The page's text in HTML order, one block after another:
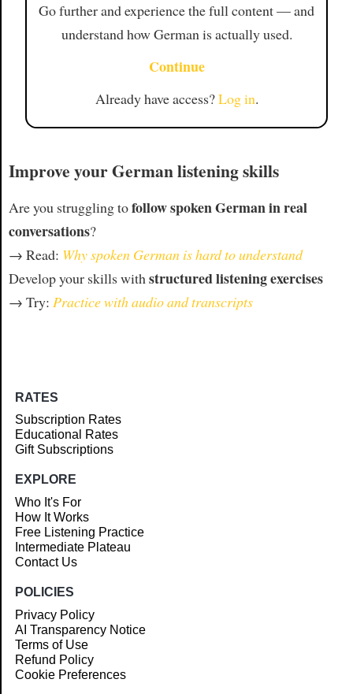
Go further and experience the full content — and
understand how German is actually used.
Continue
Already have access?Log in.
Improve your German listening skills
Are you struggling tofollow spoken German in real
conversations?
→ Read: Why spoken German is hard to understand
Develop your skills withstructured listening exercises
→ Try: Practice with audio and transcripts
RATES
Subscription Rates
Educational Rates
Gift Subscriptions
EXPLORE
Who It's For
How It Works
Free Listening Practice
Intermediate Plateau
Contact Us
POLICIES
Privacy Policy
AI Transparency Notice
Terms of Use
Refund Policy
Cookie Preferences